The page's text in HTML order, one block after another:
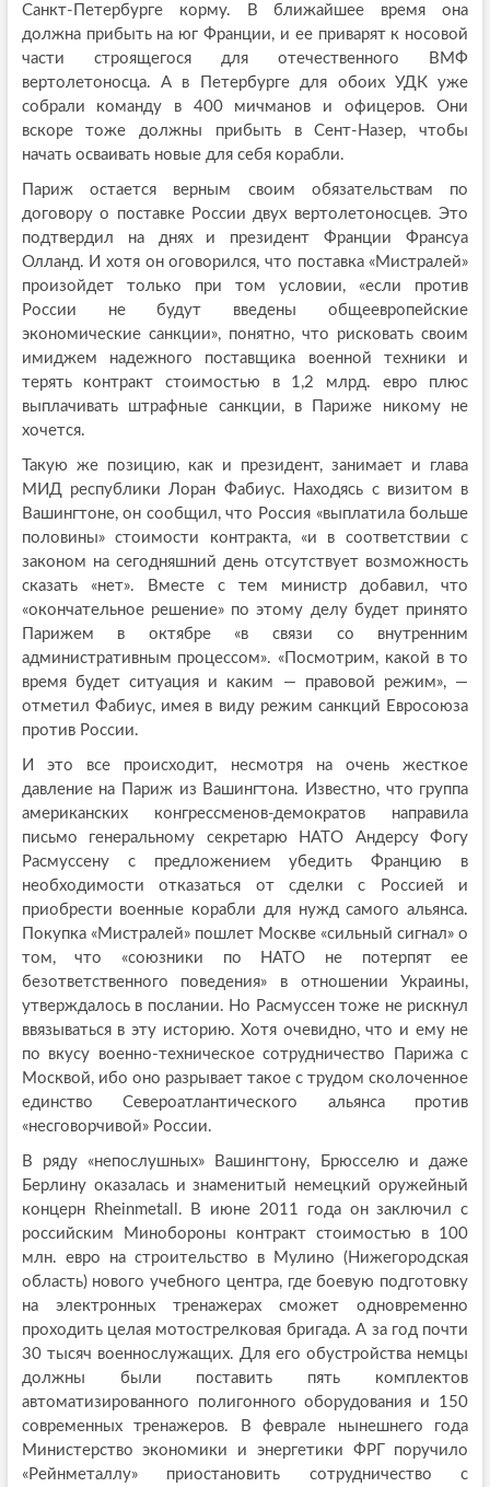
Санкт-Петербурге корму. В ближайшее время она
должна прибыть на юг Франции, и ее приварят к носовой
части строящегося для отечественного ВМФ
вертолетоносца. А в Петербурге для обоих УДК уже
собрали команду в 400 мичманов и офицеров. Они
вскоре тоже должны прибыть в Сент-Назер, чтобы
начать осваивать новые для себя корабли.
Париж остается верным своим обязательствам по
договору о поставке России двух вертолетоносцев. Это
подтвердил на днях и президент Франции Франсуа
Олланд. И хотя он оговорился, что поставка «Мистралей»
произойдет только при том условии, «если против
России не будут введены общеевропейские
экономические санкции», понятно, что рисковать своим
имиджем надежного поставщика военной техники и
терять контракт стоимостью в 1,2 млрд. евро плюс
выплачивать штрафные санкции, в Париже никому не
хочется.
Такую же позицию, как и президент, занимает и глава
МИД республики Лоран Фабиус. Находясь с визитом в
Вашингтоне, он сообщил, что Россия «выплатила больше
половины» стоимости контракта, «и в соответствии с
законом на сегодняшний день отсутствует возможность
сказать «нет». Вместе с тем министр добавил, что
«окончательное решение» по этому делу будет принято
Парижем в октябре «в связи со внутренним
административным процессом». «Посмотрим, какой в то
время будет ситуация и каким — правовой режим», —
отметил Фабиус, имея в виду режим санкций Евросоюза
против России.
И это все происходит, несмотря на очень жесткое
давление на Париж из Вашингтона. Известно, что группа
американских конгрессменов-демократов направила
письмо генеральному секретарю НАТО Андерсу Фогу
Расмуссену с предложением убедить Францию в
необходимости отказаться от сделки с Россией и
приобрести военные корабли для нужд самого альянса.
Покупка «Мистралей» пошлет Москве «сильный сигнал» о
том, что «союзники по НАТО не потерпят ее
безответственного поведения» в отношении Украины,
утверждалось в послании. Но Расмуссен тоже не рискнул
ввязываться в эту историю. Хотя очевидно, что и ему не
по вкусу военно-техническое сотрудничество Парижа с
Москвой, ибо оно разрывает такое с трудом сколоченное
единство Североатлантического альянса против
«несговорчивой» России.
В ряду «непослушных» Вашингтону, Брюсселю и даже
Берлину оказалась и знаменитый немецкий оружейный
концерн Rheinmetall. В июне 2011 года он заключил с
российским Минобороны контракт стоимостью в 100
млн. евро на строительство в Мулино (Нижегородская
область) нового учебного центра, где боевую подготовку
на электронных тренажерах сможет одновременно
проходить целая мотострелковая бригада. А за год почти
30 тысяч военнослужащих. Для его обустройства немцы
должны были поставить пять комплектов
автоматизированного полигонного оборудования и 150
современных тренажеров. В феврале нынешнего года
Министерство экономики и энергетики ФРГ поручило
«Рейнметаллу» приостановить сотрудничество с